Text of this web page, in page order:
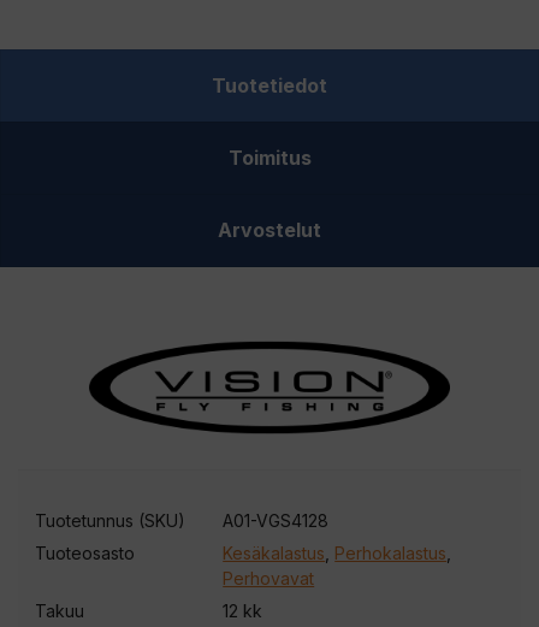
Tuotetiedot
Toimitus
Arvostelut
Tuotetunnus (SKU)
A01-VGS4128
Tuoteosasto
Kesäkalastus Perhokalastus
Perhovavat
Takuu
12 kk